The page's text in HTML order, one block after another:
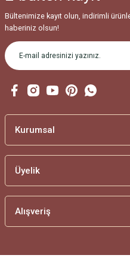
Bültenimize kayıt olun, indirimli
haberiniz olsun!
Kurumsal
Üyelik
Alışveriş